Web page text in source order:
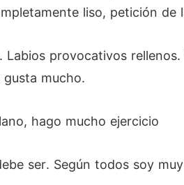
liso, petición de
provocativos
mucho.
hago mucho ejercicio
ser. Según todos soy